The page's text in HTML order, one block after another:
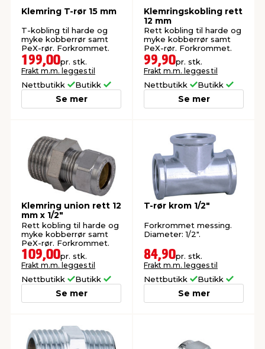
Klemring T-rør 15 mm
T-kobling til harde og
myke kobberrør samt
PeX-rør. Forkrommet.
199,00pr. stk.
Frakt m.m. legges til
Nettbutikk Butikk
Se mer
Klemringskobling rett
12 mm
Rett kobling til harde og
myke kobberrør samt
PeX-rør. Forkrommet.
99,90pr. stk.
Frakt m.m. legges til
Nettbutikk Butikk
Se mer
Klemring union rett 12
mm x 1/2"
Rett kobling til harde og
myke kobberrør samt
PeX-rør. Forkrommet.
109,00pr. stk.
Frakt m.m. legges til
Nettbutikk Butikk
Se mer
T-rør krom 1/2"
Forkrommet messing.
Diameter: 1/2".
84,90pr. stk.
Frakt m.m. legges til
Nettbutikk Butikk
Se mer